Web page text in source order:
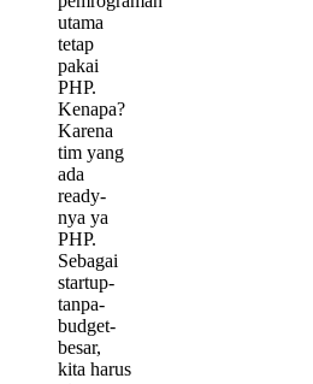
utama
tetap
pakai
PHP.
Kenapa?
Karena
tim yang
ada
ready-
nya ya
PHP.
Sebagai
startup-
tanpa-
budget-
besar,
kita harus